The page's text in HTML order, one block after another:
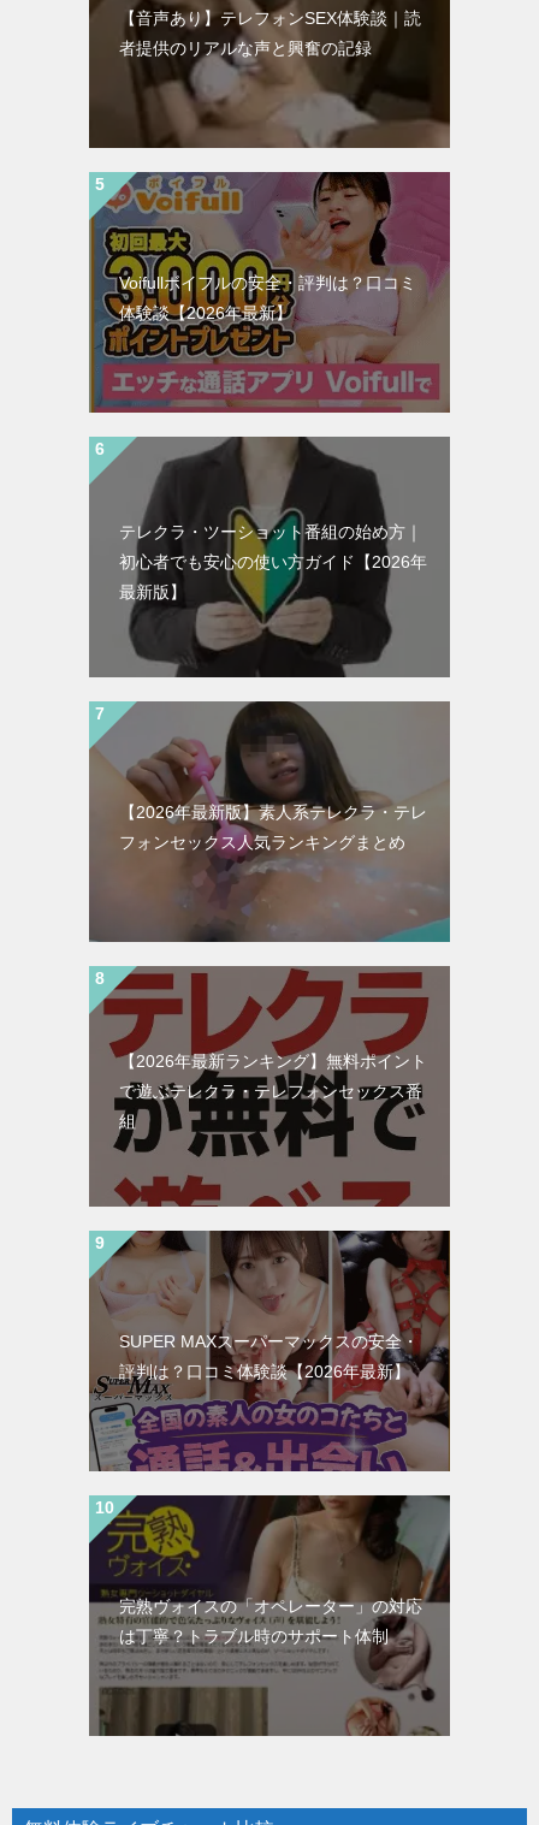
【音声あり】テレフォンSEX体験談｜読
者提供のリアルな声と興奮の記録
Voifullボイフルの安全・評判は？口コミ
体験談【2026年最新】
テレクラ・ツーショット番組の始め方｜
初心者でも安心の使い方ガイド【2026年
最新版】
【2026年最新版】素人系テレクラ・テレ
フォンセックス人気ランキングまとめ
【2026年最新ランキング】無料ポイント
で遊ぶテレクラ・テレフォンセックス番
組
SUPER MAXスーパーマックスの安全・
評判は？口コミ体験談【2026年最新】
完熟ヴォイスの「オペレーター」の対応
は丁寧？トラブル時のサポート体制